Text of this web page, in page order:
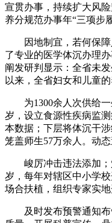
宣贯办事，持续扩大风
养分规范办事年“三项步
因地制宜，若何保障人
了专业的医学体沉办理
阐发研判显示：全省未
以来，全省妇女和儿童
为1300余人次供给一
岁，设立食源性疾病监
本数据；下层将体沉干
笼盖师生57万余人。动
峻厉冲击违法添加；笼
岁，每年对辖区中小学
场合扶植，组织专家实
及时发布预警通知布告